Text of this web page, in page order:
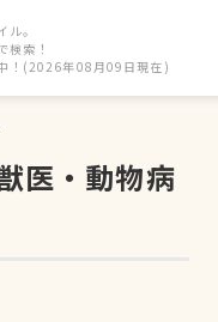
。
検索！
！(2026年08月09日現在)
医・動物病